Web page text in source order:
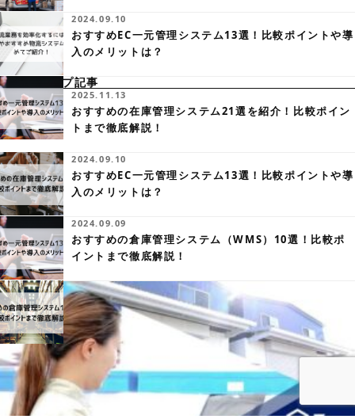
2024.09.10
おすすめEC一元管理システム13選！比較ポイントや導
入のメリットは？
ピックアップ記事
2025.11.13
おすすめの在庫管理システム21選を紹介！比較ポイン
トまで徹底解説！
2024.09.10
おすすめEC一元管理システム13選！比較ポイントや導
入のメリットは？
2024.09.09
おすすめの倉庫管理システム（WMS）10選！比較ポ
イントまで徹底解説！